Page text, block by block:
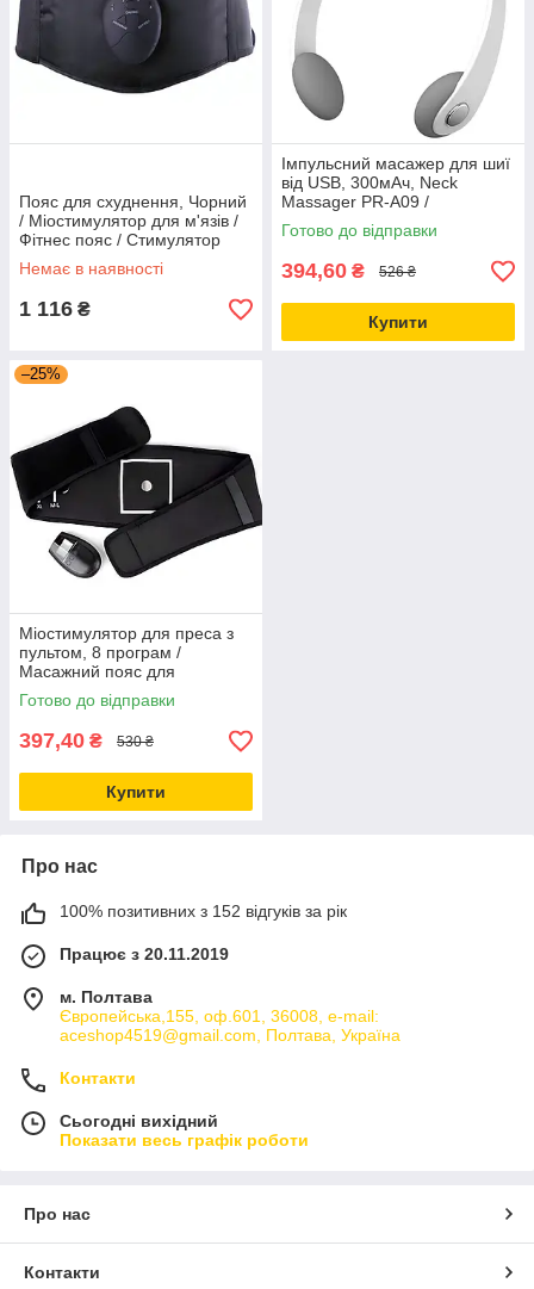
Пояс для схуднення, Чорний
/ Міостимулятор для м'язів /
Фітнес пояс / Стимулятор
м'язів для фітнесу
Немає в наявності
1 116 ₴
Імпульсний масажер для шиї
від USB, 300мАч, Neck
Massager PR-A09 /
Електромасажер /
Міостимулятор для шиї
Готово до відправки
394,60 ₴ 526 ₴
Купити
–25%
Міостимулятор для преса з
пультом, 8 програм /
Масажний пояс для
схуднення / Електричний
пояс для живота
Готово до відправки
397,40 ₴ 530 ₴
Купити
Про нас
100% позитивних з 152 відгуків за рік
Працює з 20.11.2019
м. Полтава
Європейська,155, оф.601, 36008, e-mail:
aceshop4519@gmail.com, Полтава, Україна
Контакти
Сьогодні вихідний
Показати весь графік роботи
Про нас
Контакти